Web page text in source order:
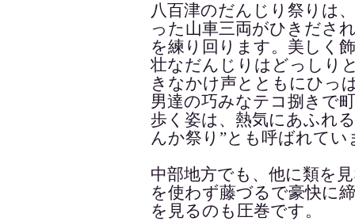
八百津のだんじり祭りは
った山車三両がひきださ
を練り回ります。美しく
壮なだんじりはどっしり
きなかけ声とともにひっ
男達の巧みなテコ捌きで
歩く姿は、熱気にあふれ
んか祭り”とも呼ばれてい
中部地方でも、他に類を
を使わず藤づるで豪快に
を見るのも圧巻です。